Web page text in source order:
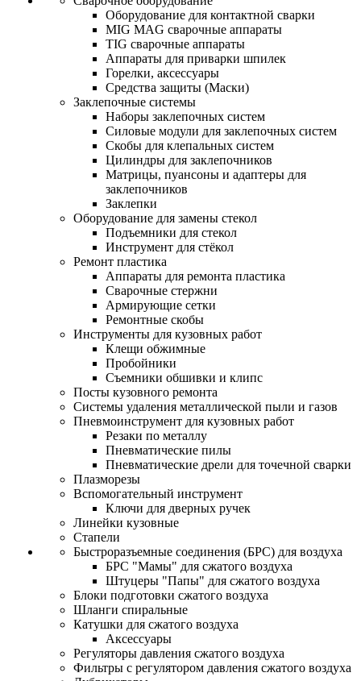
Оборудование для контактной сварки
MIG MAG сварочные аппараты
TIG сварочные аппараты
Аппараты для приварки шпилек
Горелки, аксессуары
Средства защиты (Маски)
Заклепочные системы
Наборы заклепочных систем
Силовые модули для заклепочных систем
Скобы для клепальных систем
Цилиндры для заклепочников
Матрицы, пуансоны и адаптеры для
заклепочников
Заклепки
Оборудование для замены стекол
Подъемники для стекол
Инструмент для стёкол
Ремонт пластика
Аппараты для ремонта пластика
Сварочные стержни
Армирующие сетки
Ремонтные скобы
Инструменты для кузовных работ
Клещи обжимные
Пробойники
Съемники обшивки и клипс
Посты кузовного ремонта
Системы удаления металлической пыли и газов
Пневмоинструмент для кузовных работ
Резаки по металлу
Пневматические пилы
Пневматические дрели для точечной сварки
Плазморезы
Вспомогательный инструмент
Ключи для дверных ручек
Линейки кузовные
Стапели
Быстроразъемные соединения (БРС) для воздуха
БРС "Мамы" для сжатого воздуха
Штуцеры "Папы" для сжатого воздуха
Блоки подготовки сжатого воздуха
Шланги спиральные
Катушки для сжатого воздуха
Аксессуары
Регуляторы давления сжатого воздуха
Фильтры с регулятором давления сжатого воздуха